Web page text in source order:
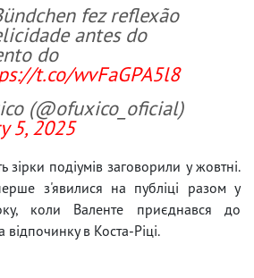
fez reflexão
antes do
do
t.co/wvFaGPA5l8
(@ofuxico_oficial)
5, 2025
зірки подіумів заговорили у жовтні.
з'явилися на публіці разом у
коли Валенте приєднався до
відпочинку в Коста-Ріці.